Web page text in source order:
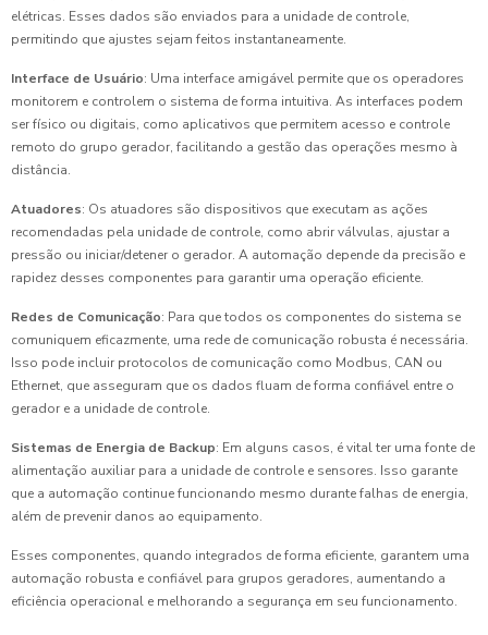
elétricas. Esses dados são enviados para a unidade de controle,
permitindo que ajustes sejam feitos instantaneamente.
Interface de Usuário: Uma interface amigável permite que os operadores
monitorem e controlem o sistema de forma intuitiva. As interfaces podem
ser físico ou digitais, como aplicativos que permitem acesso e controle
remoto do grupo gerador, facilitando a gestão das operações mesmo à
distância.
Atuadores: Os atuadores são dispositivos que executam as ações
recomendadas pela unidade de controle, como abrir válvulas, ajustar a
pressão ou iniciar/detener o gerador. A automação depende da precisão e
rapidez desses componentes para garantir uma operação eficiente.
Redes de Comunicação: Para que todos os componentes do sistema se
comuniquem eficazmente, uma rede de comunicação robusta é necessária.
Isso pode incluir protocolos de comunicação como Modbus, CAN ou
Ethernet, que asseguram que os dados fluam de forma confiável entre o
gerador e a unidade de controle.
Sistemas de Energia de Backup: Em alguns casos, é vital ter uma fonte de
alimentação auxiliar para a unidade de controle e sensores. Isso garante
que a automação continue funcionando mesmo durante falhas de energia,
além de prevenir danos ao equipamento.
Esses componentes, quando integrados de forma eficiente, garantem uma
automação robusta e confiável para grupos geradores, aumentando a
eficiência operacional e melhorando a segurança em seu funcionamento.